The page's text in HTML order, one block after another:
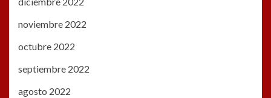
noviembre 2022
octubre 2022
septiembre 2022
agosto 2022